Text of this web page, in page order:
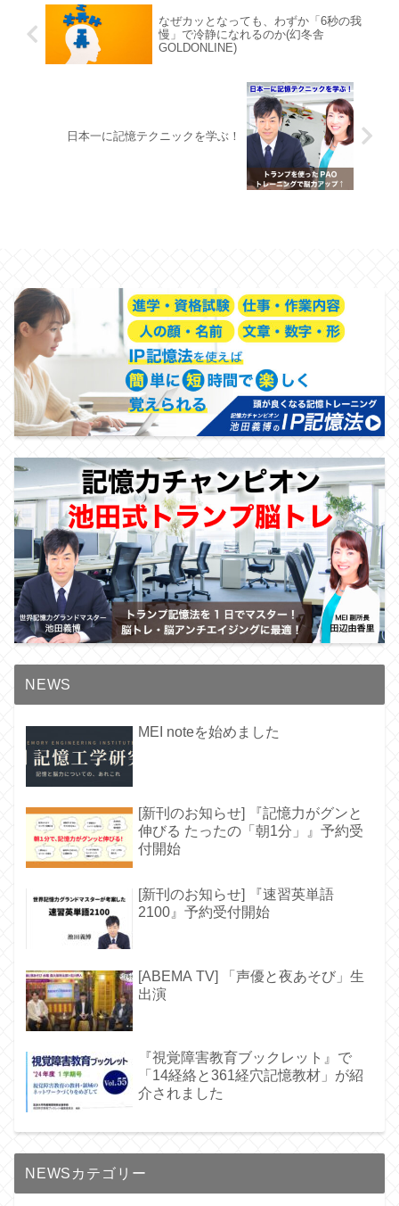
なぜカッとなっても、わずか「6秒の我
慢」で冷静になれるのか(幻冬舎
GOLDONLINE)
日本一に記憶テクニックを学ぶ！
NEWS
MEI noteを始めました
[新刊のお知らせ] 『記憶力がグンと
伸びる たったの「朝1分」』予約受
付開始
[新刊のお知らせ] 『速習英単語
2100』予約受付開始
[ABEMA TV] 「声優と夜あそび」生
出演
『視覚障害教育ブックレット』で
「14経絡と361経穴記憶教材」が紹
介されました
NEWSカテゴリー